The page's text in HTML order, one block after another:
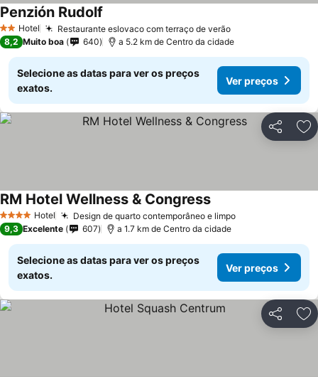
2 Estrelas
Hotel Restaurante eslovaco com terraço de verão
Penzión Rudolf
8,2 Muito boa 640 a 5.2 km de Centro da cidade
Selecione as datas para ver os preços
exatos.
Ver preços
Partilhar
4 EstrelasHotel Design de quarto contemporâneo e limpo
RM Hotel Wellness & Congress
9,3 Excelente 607 a 1.7 km de Centro da cidade
Selecione as datas para ver os preços
exatos.
Ver preços
Partilhar